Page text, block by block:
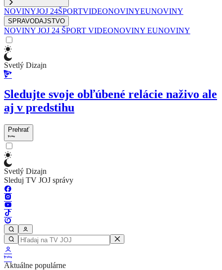
NOVINYJOJ 24ŠPORTVIDEONOVINYEUNOVINY
SPRAVODAJSTVO
NOVINY JOJ 24 ŠPORT VIDEONOVINY EUNOVINY
Svetlý Dizajn
Sledujte svoje obľúbené relácie naživo ale
aj v predstihu
Prehrať
Svetlý Dizajn
Sleduj TV JOJ správy
Aktuálne populárne